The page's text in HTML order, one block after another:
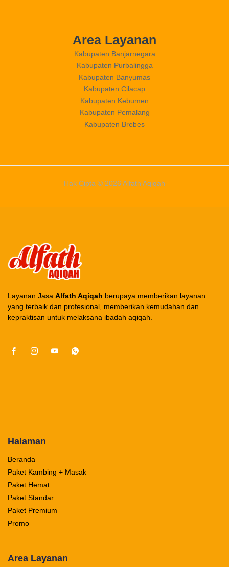
Area Layanan
Kabupaten Banjarnegara
Kabupaten Purbalingga
Kabupaten Banyumas
Kabupaten Cilacap
Kabupaten Kebumen
Kabupaten Pemalang
Kabupaten Brebes
Hak Cipta © 2026 Alfath Aqiqah
Layanan Jasa Alfath Aqiqah berupaya memberikan layanan
yang terbaik dan profesional, memberikan kemudahan dan
kepraktisan untuk melaksana ibadah aqiqah.
Halaman
Beranda
Paket Kambing + Masak
Paket Hemat
Paket Standar
Paket Premium
Promo
Area Layanan